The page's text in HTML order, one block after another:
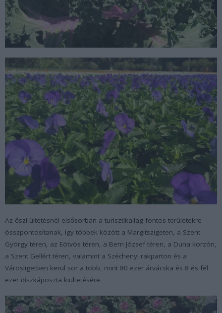
Az őszi ültetésnél elsősorban a turisztikailag fontos területekre
összpontosítanak, így többek között a Margitszigeten, a Szent
György téren, az Eötvös téren, a Bem József téren, a Duna korzón,
a Szent Gellért téren, valamint a Széchenyi rakparton és a
Városligetben kerül sor a több, mint 80 ezer árvácska és 8 és fél
ezer díszkáposzta kiültetésére.